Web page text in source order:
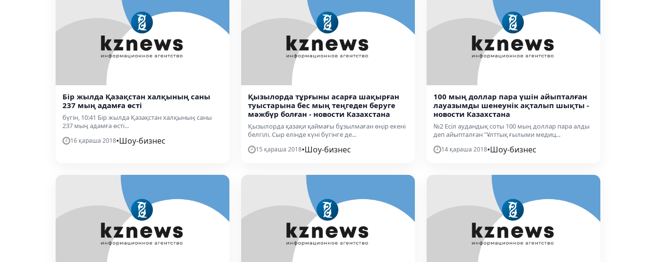
Бір жылда Қазақстан халқының саны
237 мың адамға өсті
бүгін, 10:41 Бір жылда Қазақстан халқының саны
237 мың адамға өсті...
16 қараша 2018•Шоу-бизнес
Қызылорда тұрғыны асарға шақырған
туыстарына бес мың теңгеден беруге
мәжбүр болған - новости Казахстана
Қызылорда қазақи қаймағы бұзылмаған өңір екені
белгілі. Сыр елінде күні бүгінге де...
15 қараша 2018•Шоу-бизнес
100 мың доллар пара үшін айыпталған
лауазымды шенеунік ақталып шықты -
новости Казахстана
№2 Есіл аудандық соты 100 мың доллар пара алды
деп айыпталған "Ұлттық ғылыми медиц...
14 қараша 2018•Шоу-бизнес